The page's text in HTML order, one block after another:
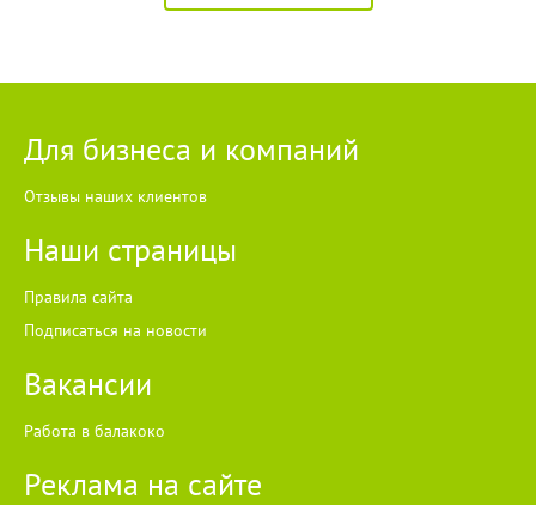
Для бизнеса и компаний
Отзывы наших клиентов
Наши страницы
Правила сайта
Подписаться на новости
Вакансии
Работа в балакоко
Реклама на сайте